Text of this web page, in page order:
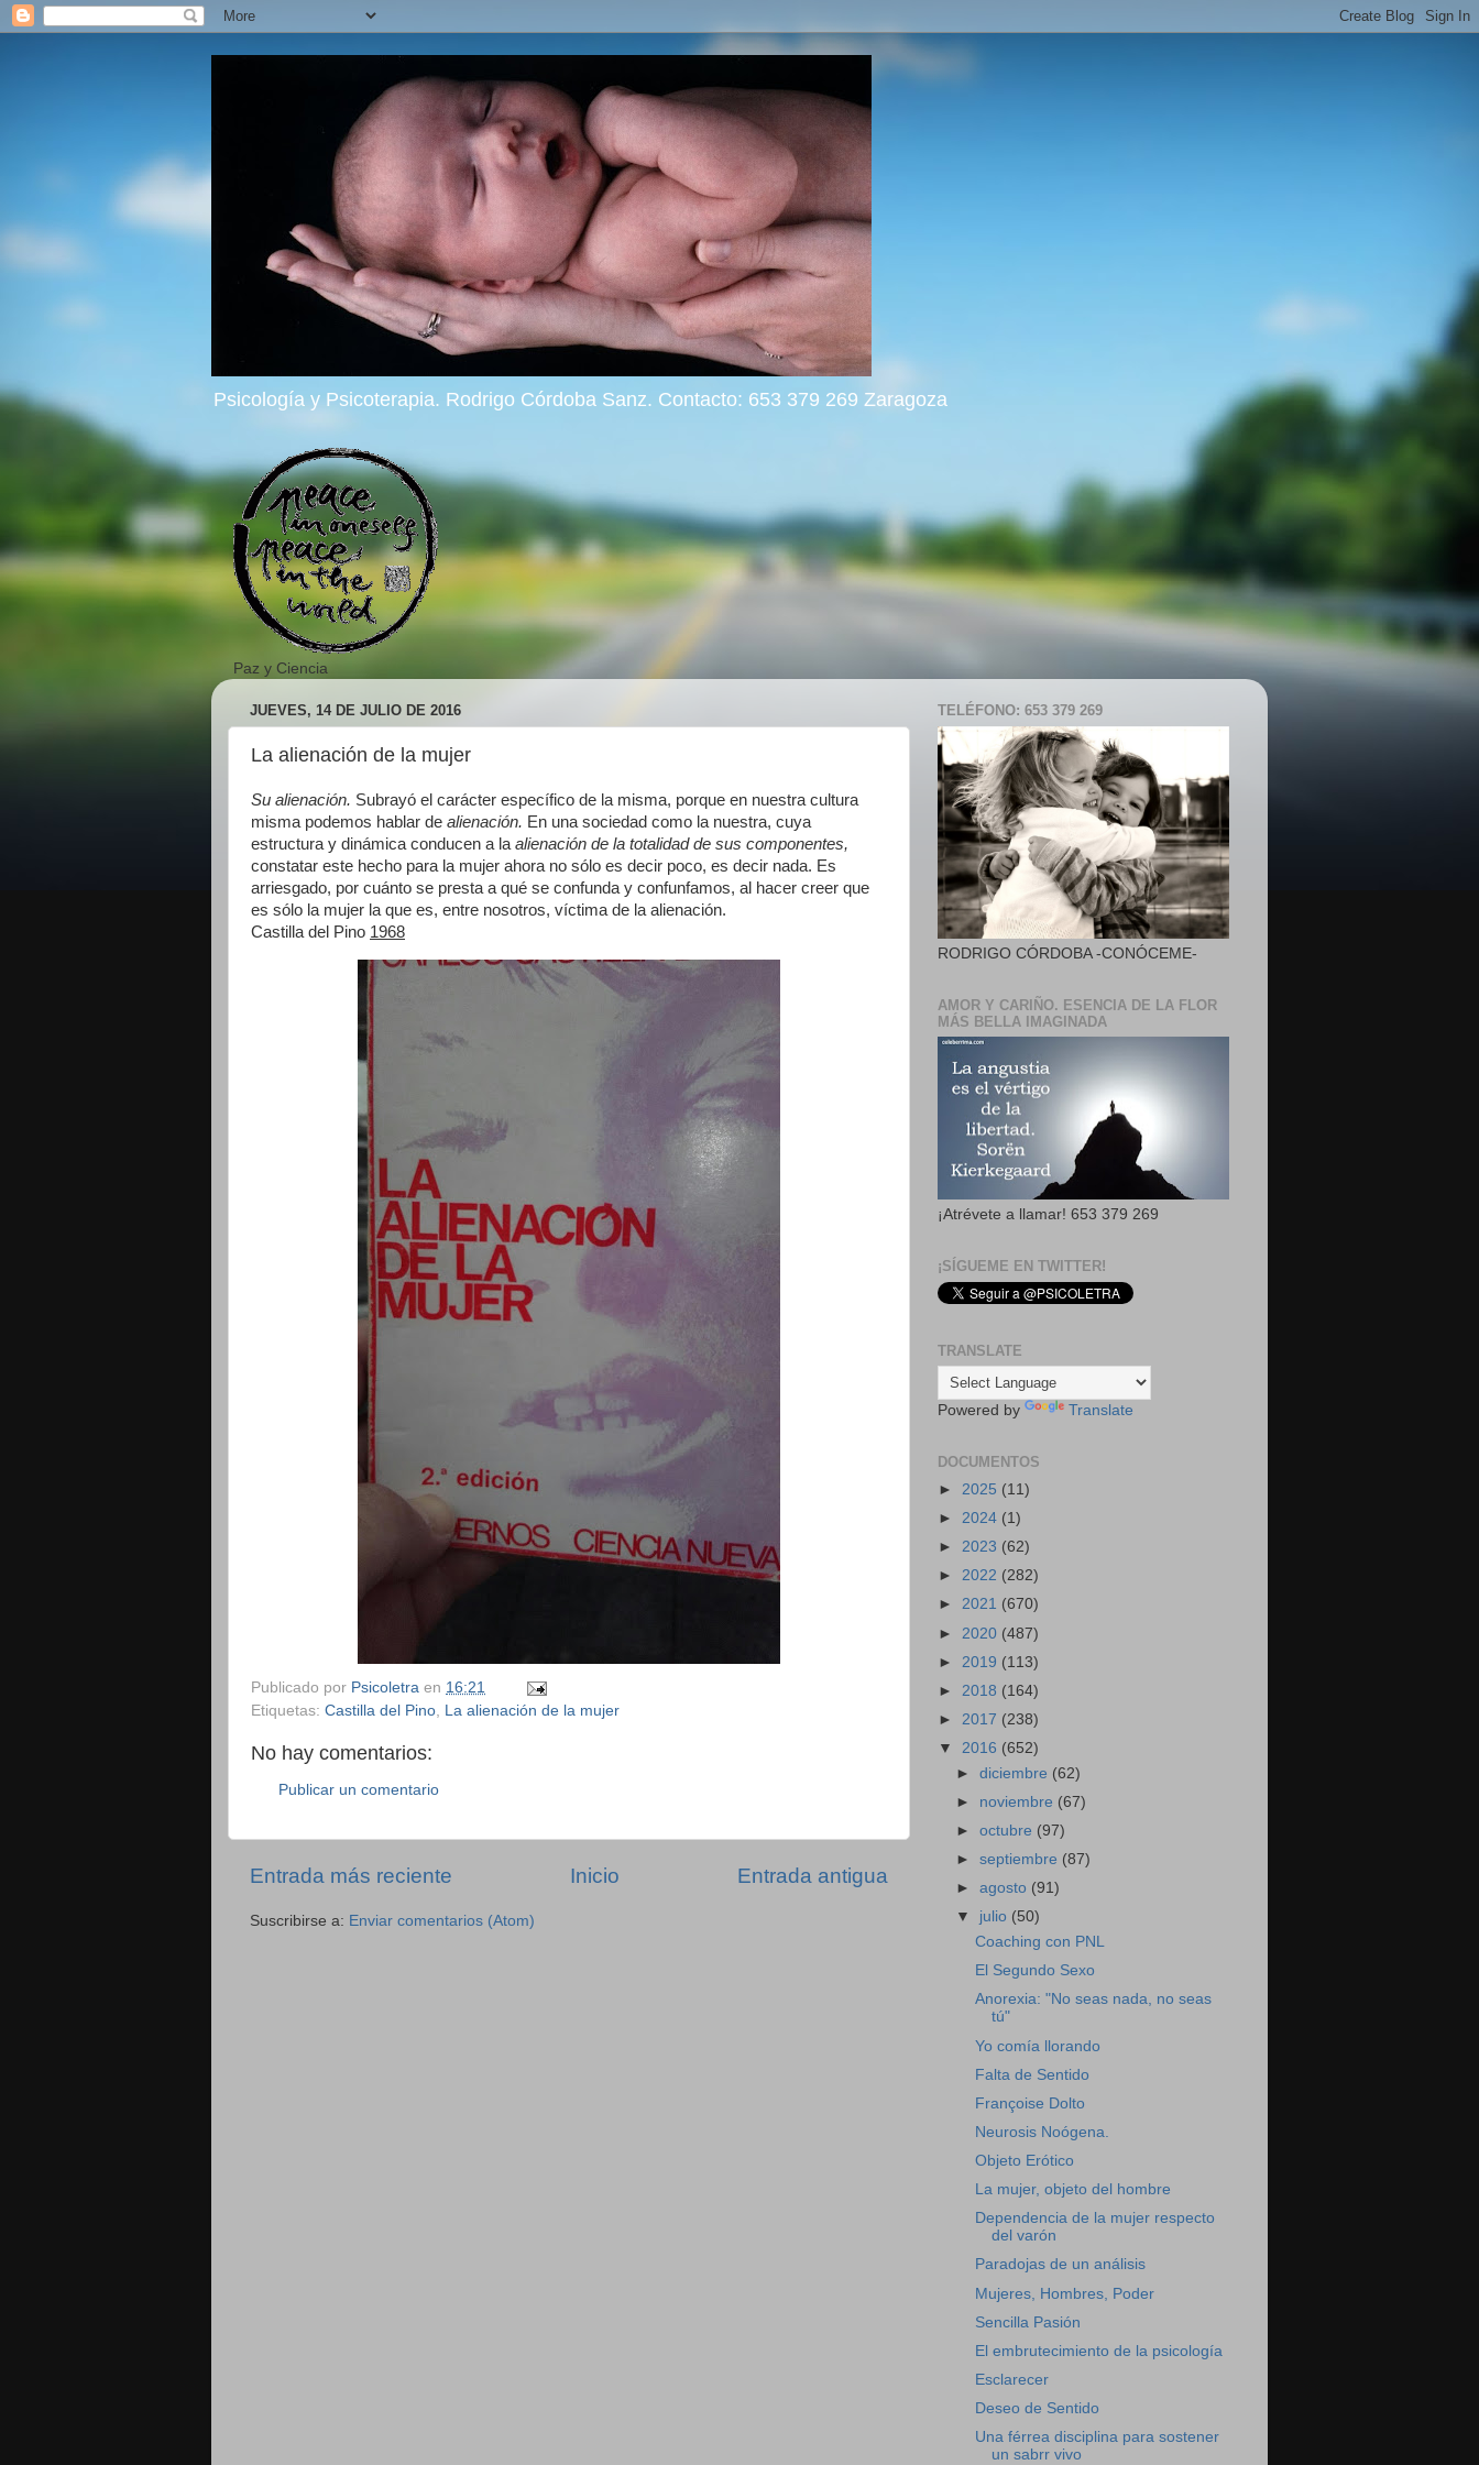
Psicología y Psicoterapia. Rodrigo Córdoba Sanz. Contacto: 653 379 269 Zaragoza
Paz y Ciencia
JUEVES, 14 DE JULIO DE 2016
La alienación de la mujer
Su alienación. Subrayó el carácter específico de la misma, porque en nuestra cultura
misma podemos hablar de alienación. En una sociedad como la nuestra, cuya
estructura y dinámica conducen a la alienación de la totalidad de sus componentes,
constatar este hecho para la mujer ahora no sólo es decir poco, es decir nada. Es
arriesgado, por cuánto se presta a qué se confunda y confunfamos, al hacer creer que
es sólo la mujer la que es, entre nosotros, víctima de la alienación.
Castilla del Pino 1968
Publicado por Psicoletra en 16:21
Etiquetas: Castilla del Pino, La alienación de la mujer
No hay comentarios:
Publicar un comentario
Entrada más reciente Entrada antigua
Inicio
Suscribirse a: Enviar comentarios (Atom)
TELÉFONO: 653 379 269
RODRIGO CÓRDOBA -CONÓCEME-
AMOR Y CARIÑO. ESENCIA DE LA FLOR
MÁS BELLA IMAGINADA
¡Atrévete a llamar! 653 379 269
¡SÍGUEME EN TWITTER!
TRANSLATE
Powered by Translate
DOCUMENTOS
► 2025 (11)
► 2024 (1)
► 2023 (62)
► 2022 (282)
► 2021 (670)
► 2020 (487)
► 2019 (113)
► 2018 (164)
► 2017 (238)
▼ 2016 (652)
►diciembre (62)
► noviembre (67)
►octubre (97)
►septiembre (87)
►agosto (91)
▼ julio (50)
Coaching con PNL
El Segundo Sexo
Anorexia: "No seas nada, no seas
tú"
Yo comía llorando
Falta de Sentido
Françoise Dolto
Neurosis Noógena.
Objeto Erótico
La mujer, objeto del hombre
Dependencia de la mujer respecto
del varón
Paradojas de un análisis
Mujeres, Hombres, Poder
Sencilla Pasión
El embrutecimiento de la psicología
Esclarecer
Deseo de Sentido
Una férrea disciplina para sostener
un sabrr vivo